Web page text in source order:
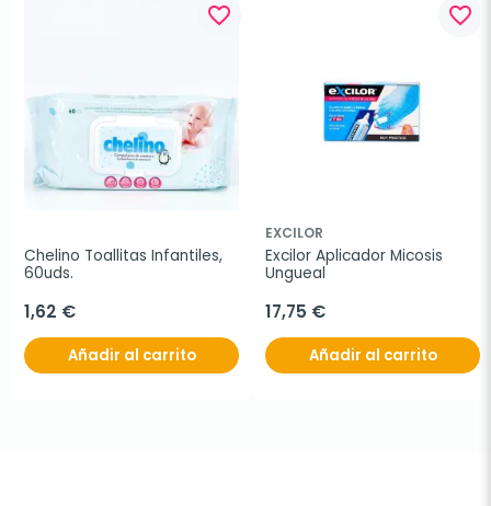
favorite_border
Chelino Toallitas Infantiles,
60uds.
1,62 €
Añadir al carrito
favorite_border
EXCILOR
Excilor Aplicador Micosis
Ungueal
17,75 €
Añadir al carrito